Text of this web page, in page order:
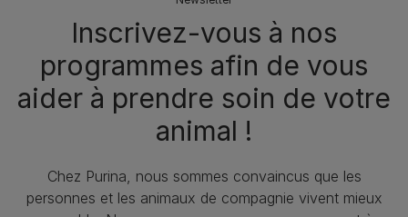
Inscrivez-vous à nos
programmes afin de vous
aider à prendre soin de votre
animal !
Chez Purina, nous sommes convaincus que les
personnes et les animaux de compagnie vivent mieux